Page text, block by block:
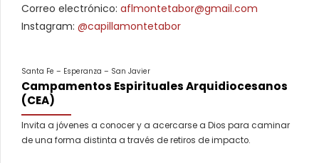
Correo electrónico: aflmontetabor@gmail.com
Instagram: @capillamontetabor
Santa Fe – Esperanza – San Javier
Campamentos Espirituales Arquidiocesanos
(CEA)
Invita a jóvenes a conocer y a acercarse a Dios para caminar
de una forma distinta a través de retiros de impacto.